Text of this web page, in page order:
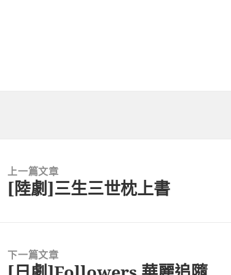
上一篇文章
上
章:
[陸劇]三生三世枕上書
下一篇文章
下